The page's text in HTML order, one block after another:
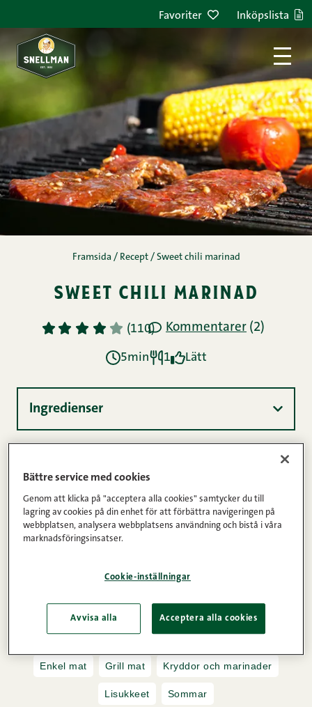
Favoriter Inköpslista
Framsida / Recept / Sweet chili marinad
sweet chili marinad
1 2 3 4 5 (110) Kommentarer (2)
5min 1 Lätt
Ingredienser
Näringsinnehåll
En god marinad till kött med vitlök och sweet chili.
Enkel mat Grill mat Kryddor och marinader
Lisukkeet Sommar
Bättre service med cookies
Genom att klicka på "acceptera alla cookies" samtycker du till
lagring av cookies på din enhet för att förbättra navigeringen på
webbplatsen, analysera webbplatsens användning och bistå i våra
marknadsföringsinsatser.
Cookie-inställningar
Avvisa alla Acceptera alla cookies